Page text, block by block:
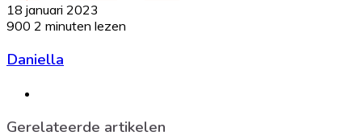
18 januari 2023
900 2 minuten lezen
Daniella
Gerelateerde artikelen